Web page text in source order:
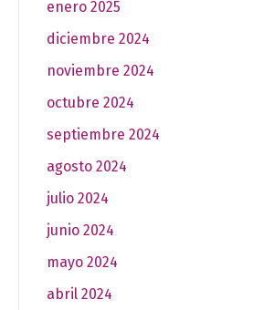
enero 2025
diciembre 2024
noviembre 2024
octubre 2024
septiembre 2024
agosto 2024
julio 2024
junio 2024
mayo 2024
abril 2024